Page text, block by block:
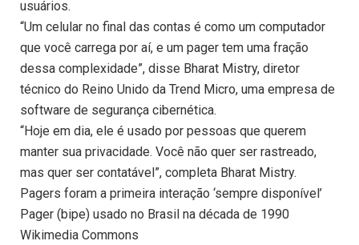
usuários.
“Um celular no final das contas é como um computador
que você carrega por aí, e um pager tem uma fração
dessa complexidade”, disse Bharat Mistry, diretor
técnico do Reino Unido da Trend Micro, uma empresa de
software de segurança cibernética.
“Hoje em dia, ele é usado por pessoas que querem
manter sua privacidade. Você não quer ser rastreado,
mas quer ser contatável”, completa Bharat Mistry.
Pagers foram a primeira interação ‘sempre disponível’
Pager (bipe) usado no Brasil na década de 1990
Wikimedia Commons